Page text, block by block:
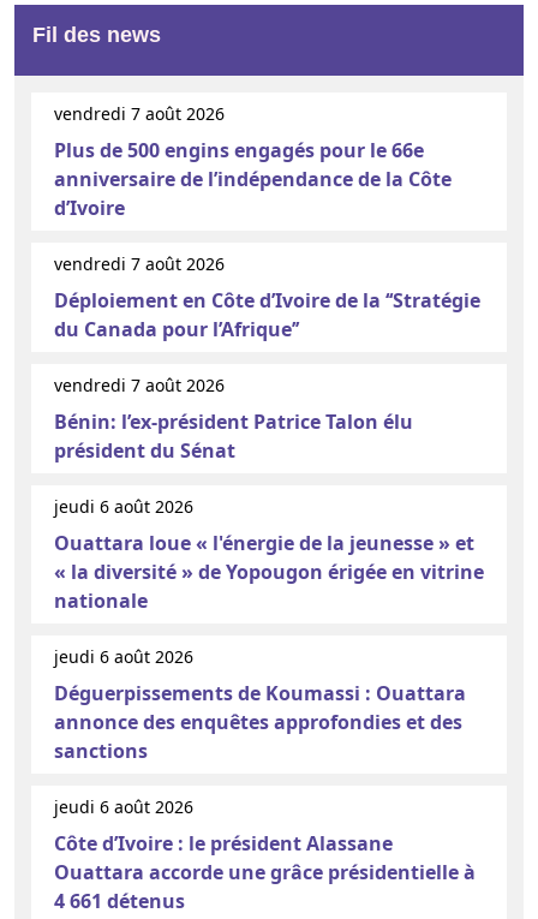
Fil des news
vendredi 7 août 2026
Plus de 500 engins engagés pour le 66e
anniversaire de l’indépendance de la Côte
d’Ivoire
vendredi 7 août 2026
Déploiement en Côte d’Ivoire de la ‘‘Stratégie
du Canada pour l’Afrique’’
vendredi 7 août 2026
Bénin: l’ex-président Patrice Talon élu
président du Sénat
jeudi 6 août 2026
Ouattara loue « l'énergie de la jeunesse » et
« la diversité » de Yopougon érigée en vitrine
nationale
jeudi 6 août 2026
Déguerpissements de Koumassi : Ouattara
annonce des enquêtes approfondies et des
sanctions
jeudi 6 août 2026
Côte d’Ivoire : le président Alassane
Ouattara accorde une grâce présidentielle à
4 661 détenus